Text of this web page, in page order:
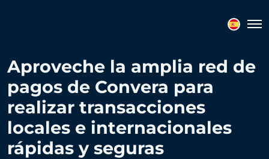
Aproveche la amplia red de
pagos de Convera para
realizar transacciones
locales e internacionales
rápidas y seguras